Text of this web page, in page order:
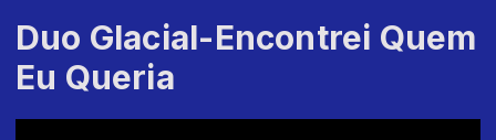
Duo Glacial-Encontrei Quem
Eu Queria